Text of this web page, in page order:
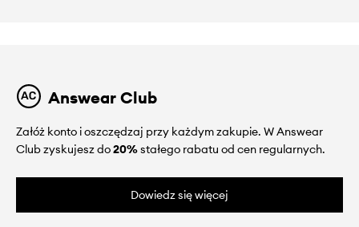
Answear Club
Załóż konto i oszczędzaj przy każdym zakupie. W Answear
Club zyskujesz do20%stałego rabatu od cen regularnych.
Dowiedz się więcej